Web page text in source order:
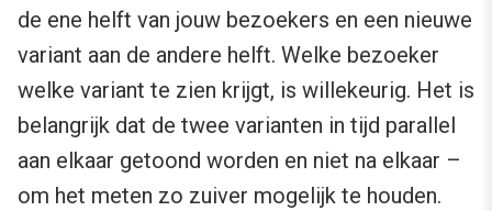
de ene helft van jouw bezoekers en een nieuwe
variant aan de andere helft. Welke bezoeker
welke variant te zien krijgt, is willekeurig. Het is
belangrijk dat de twee varianten in tijd parallel
aan elkaar getoond worden en niet na elkaar –
om het meten zo zuiver mogelijk te houden.